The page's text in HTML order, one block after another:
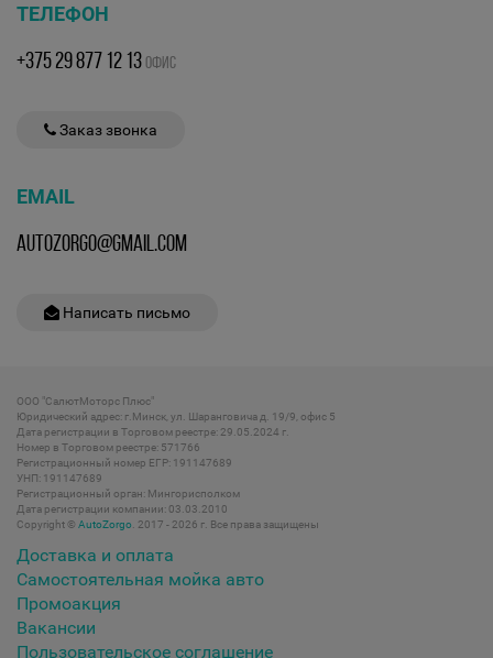
ТЕЛЕФОН
+375 29 877 12 13 ОФИС
Заказ звонка
EMAIL
AUTOZORGO@GMAIL.COM
Написать письмо
ООО "СалютМоторс Плюс"
Юридический адрес: г.Минск, ул. Шаранговича д. 19/9, офис 5
Дата регистрации в Торговом реестре: 29.05.2024 г.
Номер в Торговом реестре: 571766
Регистрационный номер ЕГР: 191147689
УНП: 191147689
Регистрационный орган: Мингорисполком
Дата регистрации компании: 03.03.2010
Copyright © AutoZorgo . 2017 - 2026 г. Все права защищены
Доставка и оплата
Самостоятельная мойка авто
Промоакция
Вакансии
Пользовательское соглашение